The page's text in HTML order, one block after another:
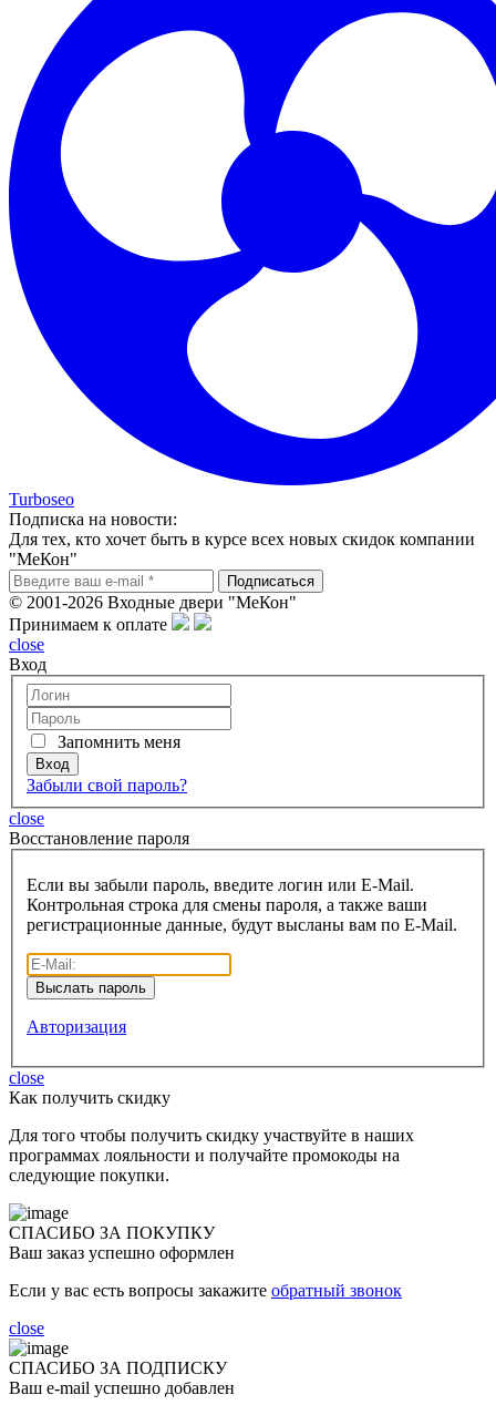
Turboseo
Подписка на новости:
Для тех, кто хочет быть в курсе всех новых скидок компании
"МеКон"
© 2001-2026 Входные двери "МеКон"
Принимаем к оплате
close
Вход
Запомнить меня
Забыли свой пароль?
close
Восcтановление пароля
Если вы забыли пароль, введите логин или E-Mail.
Контрольная строка для смены пароля, а также ваши
регистрационные данные, будут высланы вам по E-Mail.
Авторизация
close
Как получить скидку
Для того чтобы получить скидку участвуйте в наших
программах лояльности и получайте промокоды на
следующие покупки.
СПАСИБО ЗА ПОКУПКУ
Ваш заказ успешно оформлен
Если у вас есть вопросы закажите обратный звонок
close
СПАСИБО ЗА ПОДПИСКУ
Ваш e-mail успешно добавлен